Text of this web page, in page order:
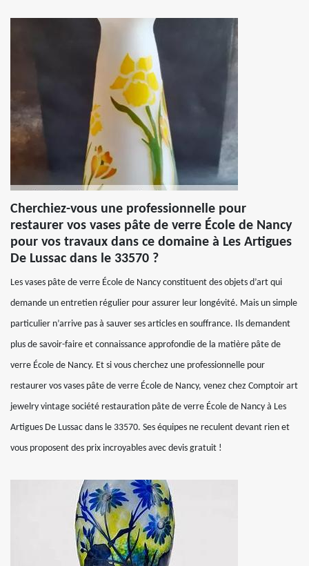
Cherchiez-vous une professionnelle pour
restaurer vos vases pâte de verre École de Nancy
pour vos travaux dans ce domaine à Les Artigues
De Lussac dans le 33570 ?
Les vases pâte de verre École de Nancy constituent des objets d’art qui
demande un entretien régulier pour assurer leur longévité. Mais un simple
particulier n’arrive pas à sauver ses articles en souffrance. Ils demandent
plus de savoir-faire et connaissance approfondie de la matière pâte de
verre École de Nancy. Et si vous cherchez une professionnelle pour
restaurer vos vases pâte de verre École de Nancy, venez chez Comptoir art
jewelry vintage société restauration pâte de verre École de Nancy à Les
Artigues De Lussac dans le 33570. Ses équipes ne reculent devant rien et
vous proposent des prix incroyables avec devis gratuit !